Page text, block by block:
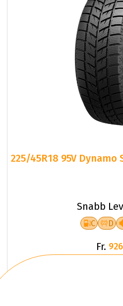
225/45R18 95V Dynamo
Snabb
C D
Fr.